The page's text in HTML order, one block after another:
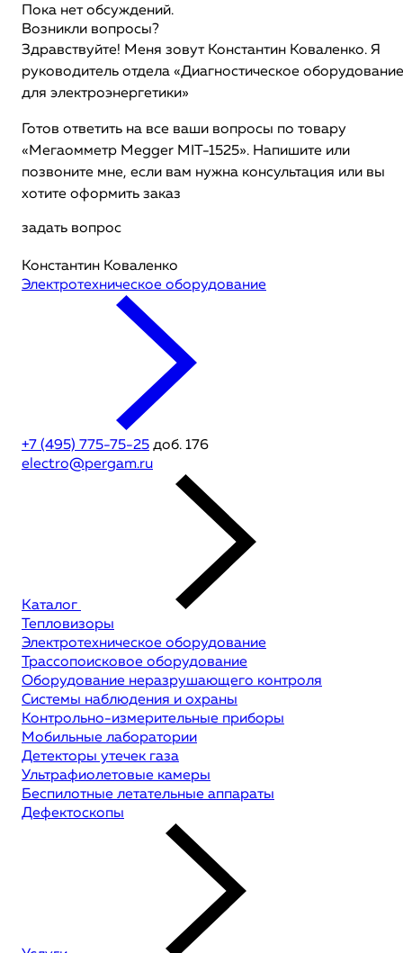
Пока нет обсуждений.
Возникли вопросы?
Здравствуйте! Меня зовут Константин Коваленко. Я
руководитель отдела «Диагностическое оборудование
для электроэнергетики»
Готов ответить на все ваши вопросы по товару
«Мегаомметр Megger MIT-1525». Напишите или
позвоните мне, если вам нужна консультация или вы
хотите оформить заказ
задать вопрос
Константин Коваленко
Электротехническое оборудование
+7 (495) 775-75-25 доб. 176
electro@pergam.ru
Каталог
Тепловизоры
Электротехническое оборудование
Трассопоисковое оборудование
Оборудование неразрушающего контроля
Системы наблюдения и охраны
Контрольно-измерительные приборы
Мобильные лаборатории
Детекторы утечек газа
Ультрафиолетовые камеры
Беспилотные летательные аппараты
Дефектоскопы